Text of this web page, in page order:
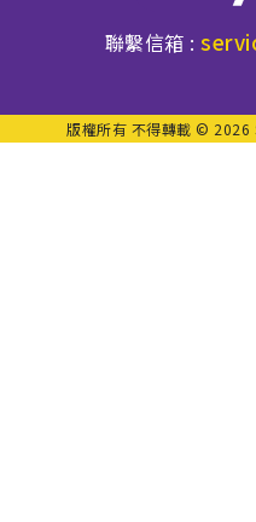
聯繫信箱 :
版權所有 不得轉載 © 2026